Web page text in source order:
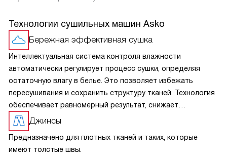
Технологии сушильных машин Asko
Бережная эффективная сушка
Интеллектуальная система контроля влажности
автоматически регулирует процесс сушки, определяя
остаточную влагу в белье. Это позволяет избежать
пересушивания и сохранить структуру тканей. Технология
обеспечивает равномерный результат, снижает
энергопотребление и повышает эффективность работы,
делая процесс более бережным и удобным при
ежедневном использовании.
Джинсы
Предназначено для плотных тканей и таких, которые
имеют толстые швы.